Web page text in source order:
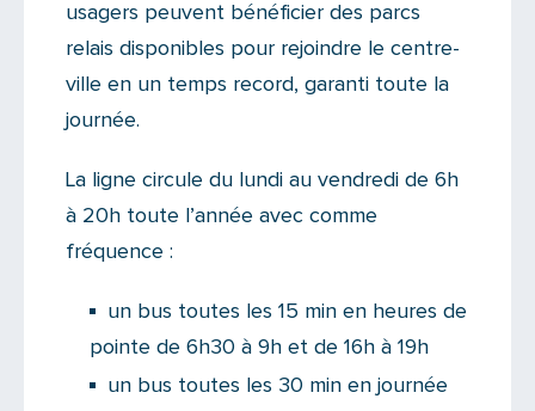
usagers peuvent bénéficier des parcs
relais disponibles pour rejoindre le centre-
ville en un temps record, garanti toute la
journée.
La ligne circule du lundi au vendredi de 6h
à 20h toute l’année avec comme
fréquence :
un bus toutes les 15 min en heures de
pointe de 6h30 à 9h et de 16h à 19h
un bus toutes les 30 min en journée